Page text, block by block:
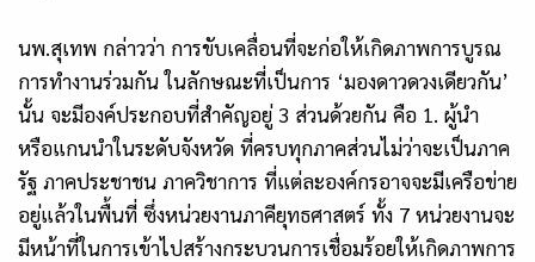
นพ.สุเทพ กล่าวว่า การขับเคลื่อนที่จะก่อให้เกิดภาพการบูรณ
การทำงานร่วมกัน ในลักษณะที่เป็นการ ‘มองดาวดวงเดียวกัน’
นั้น จะมีองค์ประกอบที่สำคัญอยู่ 3 ส่วนด้วยกัน คือ 1. ผู้นำ
หรือแกนนำในระดับจังหวัด ที่ครบทุกภาคส่วนไม่ว่าจะเป็นภาค
รัฐ ภาคประชาชน ภาควิชาการ ที่แต่ละองค์กรอาจจะมีเครือข่าย
อยู่แล้วในพื้นที่ ซึ่งหน่วยงานภาคียุทธศาสตร์ ทั้ง 7 หน่วยงานจะ
มีหน้าที่ในการเข้าไปสร้างกระบวนการเชื่อมร้อยให้เกิดภาพการ